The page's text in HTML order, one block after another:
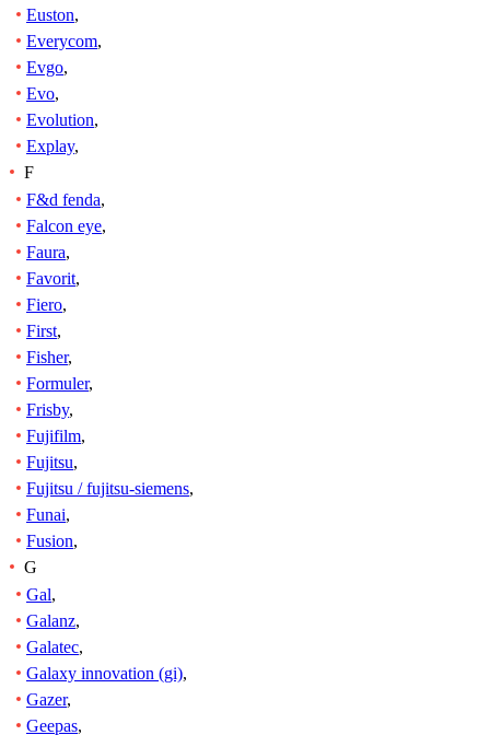
Euston,
Everycom,
Evgo,
Evo,
Evolution,
Explay,
F
F&d fenda,
Falcon eye,
Faura,
Favorit,
Fiero,
First,
Fisher,
Formuler,
Frisby,
Fujifilm,
Fujitsu,
Fujitsu / fujitsu-siemens,
Funai,
Fusion,
G
Gal,
Galanz,
Galatec,
Galaxy innovation (gi),
Gazer,
Geepas,